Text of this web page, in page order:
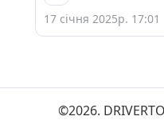
17 січня 2025р. 17:01
©2026.